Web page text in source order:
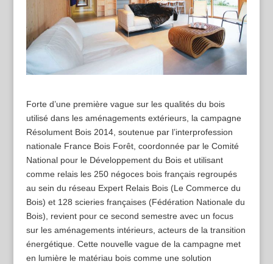
Forte d’une première vague sur les qualités du bois
utilisé dans les aménagements extérieurs, la campagne
Résolument Bois 2014, soutenue par l’interprofession
nationale France Bois Forêt, coordonnée par le Comité
National pour le Développement du Bois et utilisant
comme relais les 250 négoces bois français regroupés
au sein du réseau Expert Relais Bois (Le Commerce du
Bois) et 128 scieries françaises (Fédération Nationale du
Bois), revient pour ce second semestre avec un focus
sur les aménagements intérieurs, acteurs de la transition
énergétique. Cette nouvelle vague de la campagne met
en lumière le matériau bois comme une solution